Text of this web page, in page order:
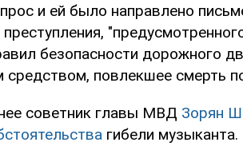
и ей было направлено
безопасности дорожного
средством, повлекшее смерть
советник главы МВД Зорян
гибели музыканта.